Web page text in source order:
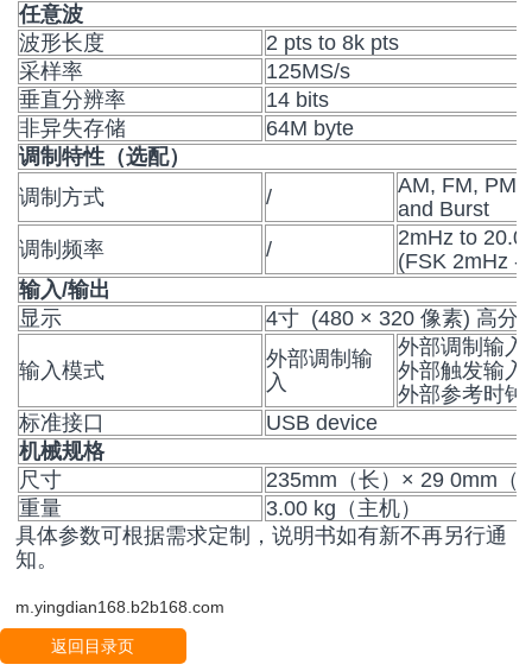
任意波
波形长度
2 pts to 8k pts
采样率
125MS/s
垂直分辨率
14 bits
非异失存储
64M byte
调制特性（选配）
调制方式
/
AM, FM, PM,
and Burst
调制频率
/
2mHz to
(FSK 2mHz -
输入/输出
显示
4寸 (480 × 320 像素) 高分
输入模式
外部调制输
入
外部调制输入
外部触发输入
外部参考时钟
标准接口
USB device
机械规格
尺寸
235mm（长）× 29 0mm（
重量
3.00 kg（主机）
具体参数可根据需求定制，说明书如有新不再另行通
知。
m.yingdian168.b2b168.com
返回目录页